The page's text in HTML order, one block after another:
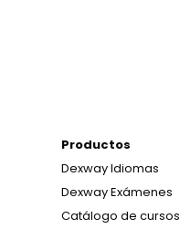
Productos
Dexway Idiomas
Dexway Exámenes
Catálogo de cursos